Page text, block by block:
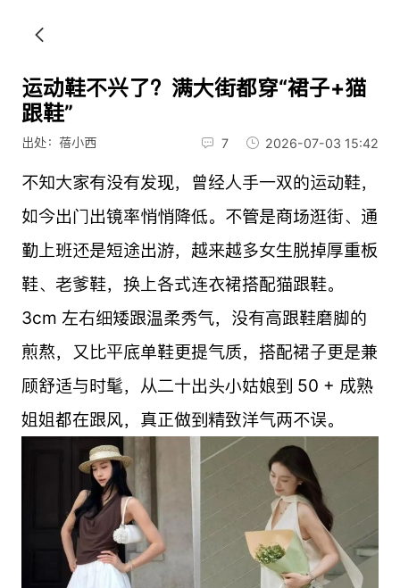
运动鞋不兴了？满大街都穿“裙子+猫
跟鞋”
出处：蓓小西 7 2026-07-03 15:42
不知大家有没有发现，曾经人手一双的运动鞋，
如今出门出镜率悄悄降低。不管是商场逛街、通
勤上班还是短途出游，越来越多女生脱掉厚重板
鞋、老爹鞋，换上各式连衣裙搭配猫跟鞋。
3cm 左右细矮跟温柔秀气，没有高跟鞋磨脚的
煎熬，又比平底单鞋更提气质，搭配裙子更是兼
顾舒适与时髦，从二十出头小姑娘到 50 + 成熟
姐姐都在跟风，真正做到精致洋气两不误。